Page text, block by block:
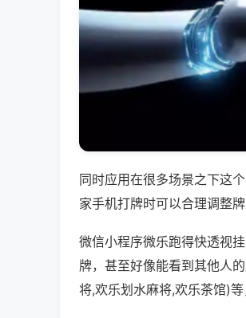
同时应用在很多场景之下这
家手机打牌时可以合理调整
微信小程序微乐跑得快透视
牌，甚至好像能看到其他人
将,欢乐划水麻将,欢乐茶馆)